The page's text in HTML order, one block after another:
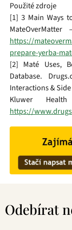
Použité zdroje
[1] 3 Main Ways
https://
prepare-yerba-
[2] Maté Uses,
Database.
Interactions &
Kluwer
https://
Odebírat